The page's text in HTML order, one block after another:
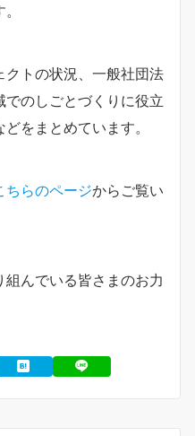
トの状況、一般社団法
でのしごとづくりに役立
をまとめています。
ちらのページからご覧い
んでいる皆さまのお力